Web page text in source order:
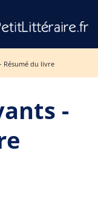
Résumé du livre
-